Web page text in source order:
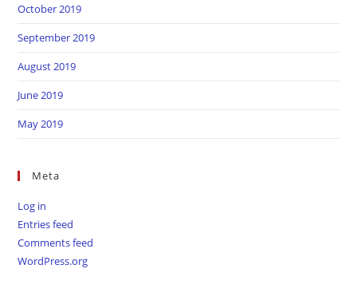
October 2019
September 2019
August 2019
June 2019
May 2019
Meta
Log in
Entries feed
Comments feed
WordPress.org